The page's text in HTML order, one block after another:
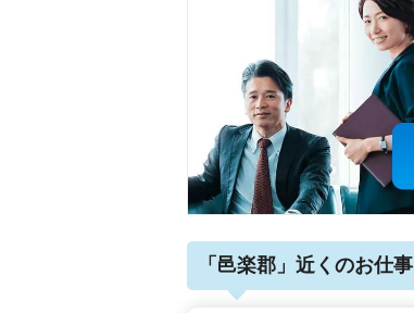
「邑楽郡」近くのお仕事